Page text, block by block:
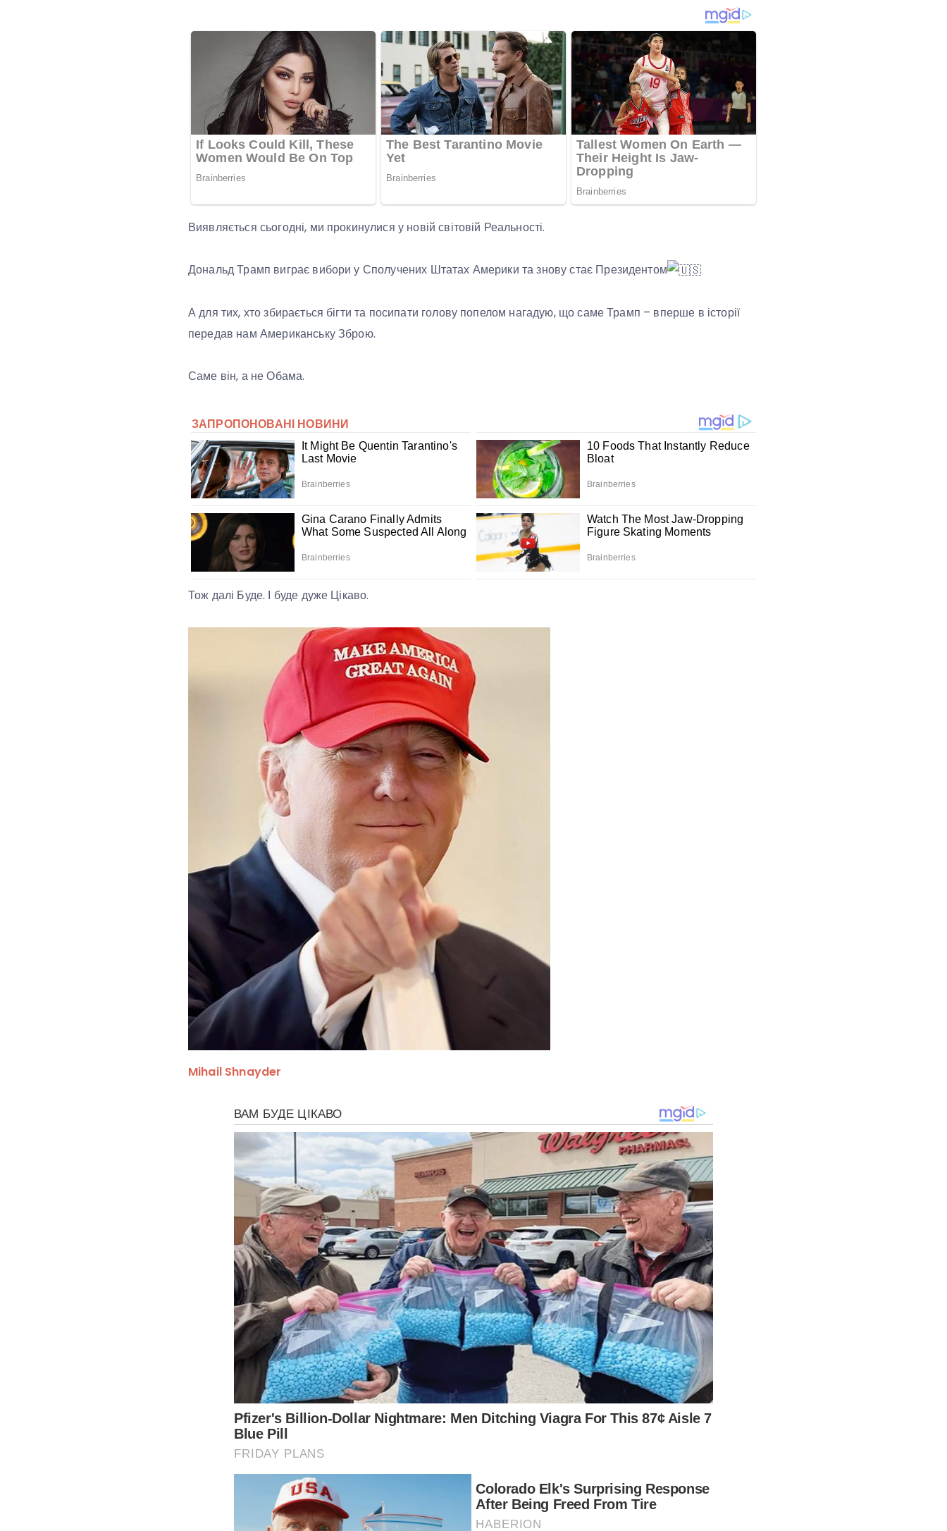
Виявляється сьогодні, ми прокинулися у новій світовій Реальності.
Дональд Трамп виграє вибори у Сполучених Штатах Америки та знову стає Президентом
А для тих, хто збирається бігти та посипати голову попелом нагадую, що саме Трамп – вперше в історії
передав нам Американську Зброю.
Саме він, а не Обама.
Тож далі Буде. І буде дуже Цікаво.
Mihail Shnayder